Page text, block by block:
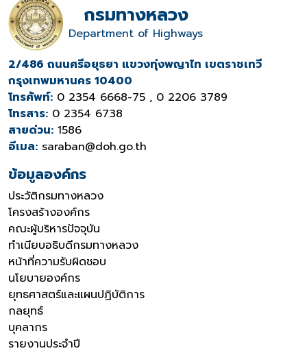
กรมทางหลวง
Department of Highways
2/486 ถนนศรีอยุธยา แขวงทุ่งพญาไท เขตราชเทวี
กรุงเทพมหานคร 10400
โทรศัพท์: 0 2354 6668-75 , 0 2206 3789
โทรสาร: 0 2354 6738
สายด่วน: 1586
อีเมล: saraban@doh.go.th
ข้อมูลองค์กร
ประวัติกรมทางหลวง
โครงสร้างองค์กร
คณะผู้บริหารปัจจุบัน
ทำเนียบอธิบดีกรมทางหลวง
หน้าที่ความรับผิดชอบ
นโยบายองค์กร
ยุทธศาสตร์และแผนปฏิบัติการ
กลยุทธ์
บุคลากร
รายงานประจำปี